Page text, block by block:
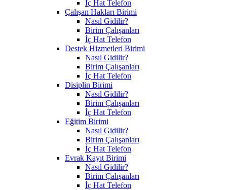
İç Hat Telefon
Çalışan Hakları Birimi
Nasıl Gidilir?
Birim Çalışanları
İç Hat Telefon
Destek Hizmetleri Birimi
Nasıl Gidilir?
Birim Çalışanları
İç Hat Telefon
Disiplin Birimi
Nasıl Gidilir?
Birim Çalışanları
İç Hat Telefon
Eğitim Birimi
Nasıl Gidilir?
Birim Çalışanları
İç Hat Telefon
Evrak Kayıt Birimi
Nasıl Gidilir?
Birim Çalışanları
İç Hat Telefon